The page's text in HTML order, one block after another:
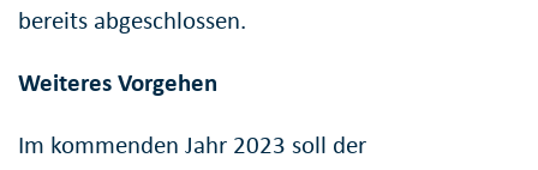
bereits abgeschlossen.
Weiteres Vorgehen
Im kommenden Jahr 2023 soll der